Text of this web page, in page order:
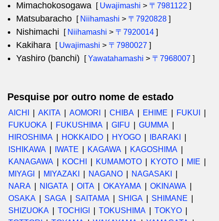
Mimachokosogawa [ Uwajimashi > 〒7981122 ]
Matsubaracho [ Niihamashi > 〒7920828 ]
Nishimachi [ Niihamashi > 〒7920014 ]
Kakihara [ Uwajimashi > 〒7980027 ]
Yashiro (banchi) [Yawatahamashi > 〒7968007 ]
Pesquise por outro nome de estado
AICHI AKITA AOMORI CHIBA EHIME
FUKUI
FUKUOKA
FUKUSHIMA GIFU
GUMMA
HIROSHIMA
HOKKAIDO HYOGO
IBARAKI
ISHIKAWA
IWATE KAGAWA
KAGOSHIMA
KANAGAWA
KOCHI KUMAMOTO KYOTO
MIE
MIYAGI
MIYAZAKI NAGANO
NAGASAKI
NARA
NIGATA OITA OKAYAMA
OKINAWA
OSAKA
SAGA SAITAMA SHIGA
SHIMANE
SHIZUOKA
TOCHIGI TOKUSHIMA
TOKYO